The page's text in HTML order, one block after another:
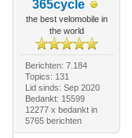
365cycle
the best velomobile in
the world
Berichten: 7.184
Topics: 131
Lid sinds: Sep 2020
Bedankt: 15599
12277 x bedankt in
5765 berichten